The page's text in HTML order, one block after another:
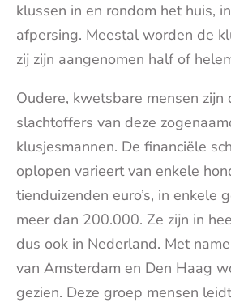
klussen in en rondom het huis,
afpersing. Meestal worden de
zij zijn aangenomen half of
Oudere, kwetsbare mensen zijn
slachtoffers van deze
klusjesmannen. De financiële
oplopen varieert van enkele
tienduizenden euro’s, in enkele
meer dan 200.000. Ze zijn in
dus ook in Nederland. Met
van Amsterdam en Den Haag
gezien. Deze groep mensen